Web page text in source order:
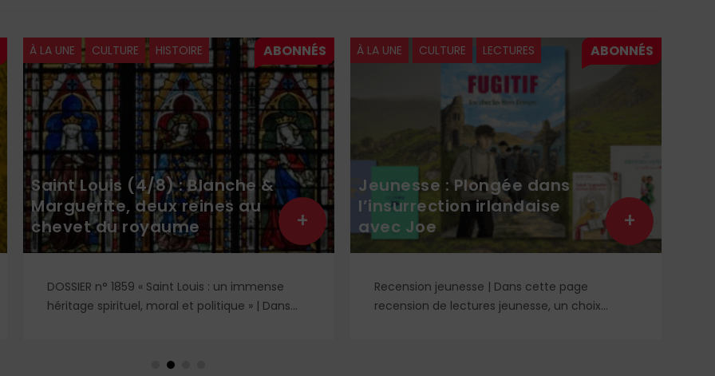
À LA UNE CULTURE HISTOIRE
Saint Louis (4/8) : Blanche &
Marguerite, deux reines au
chevet du royaume
DOSSIER n° 1859 « Saint Louis : un immense
héritage spirituel, moral et politique » | Dans
Castille, mère dévouée et reine de fer, et
+
À LA UNE CULTURE LECTURES
Jeunesse : Plongée dans
l’insurrection irlandaise
avec Joe
Recension jeunesse | Dans cette page
recension de lectures jeunesse, un choix
+